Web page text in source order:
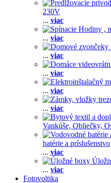
230V
... viac
... viac
... viac
... viac
... viac
... viac
Vankúše, Obliečky,
batérie a príslušenstvo
... viac
... viac
Fotovoltika